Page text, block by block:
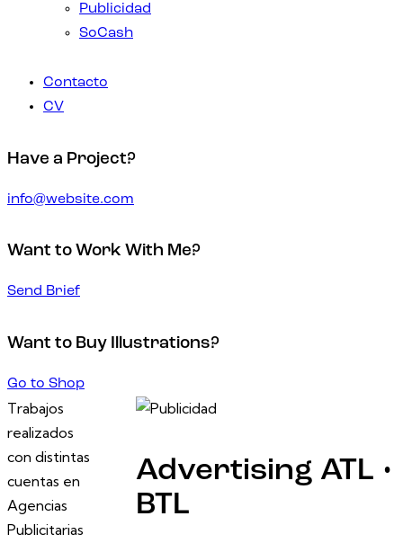
Publicidad
SoCash
Contacto
CV
Have a Project?
info@website.com
Want to Work With Me?
Send Brief
Want to Buy Illustrations?
Go to Shop
Trabajos
realizados
con distintas
cuentas en
Agencias
Publicitarias
Advertising ATL •
BTL